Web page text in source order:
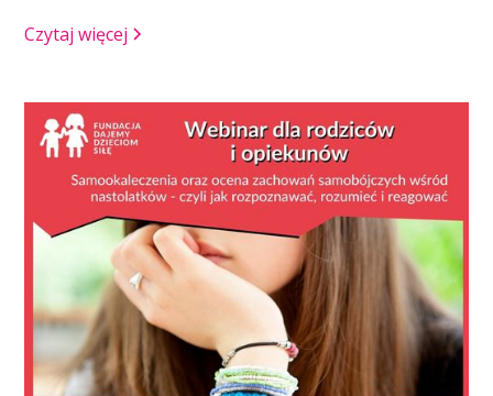
Czytaj więcej